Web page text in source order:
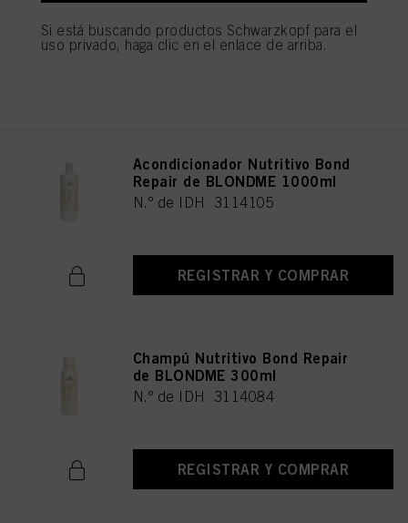
N.º de IDH 3119768
Acondicionador Nutritivo Bond
Repair de BLONDME 1000ml
N.º de IDH 3114105
REGISTRAR Y COMPRAR
Champú Nutritivo Bond Repair
de BLONDME 300ml
N.º de IDH 3114084
REGISTRAR Y COMPRAR
Si está buscando productos Schwarzkopf para el
uso privado, haga clic en el enlace de arriba.